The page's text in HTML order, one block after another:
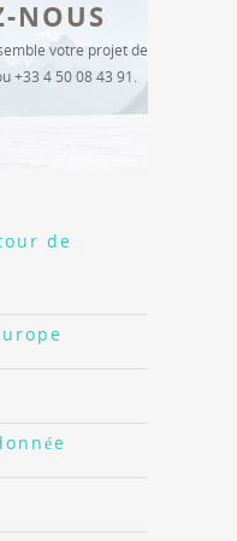
NOUS
votre projet de
+33 4 50 08 43 91.
de